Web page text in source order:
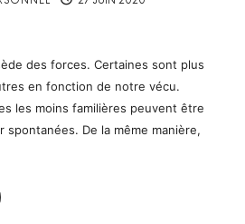
des forces. Certaines sont plus
en fonction de notre vécu.
les moins familières peuvent être
spontanées. De la même manière,